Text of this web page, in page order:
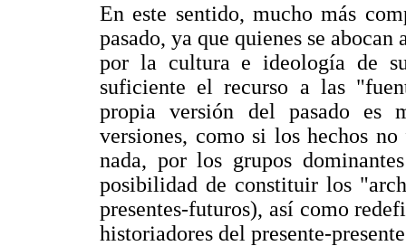
En este sentido, mucho más
pasado, ya que quienes se
por la cultura e ideología de
suficiente el recurso a las
propia versión del pasado es
versiones, como si los hechos
nada, por los grupos
posibilidad de constituir los
presentes-futuros), así como
historiadores del presente-